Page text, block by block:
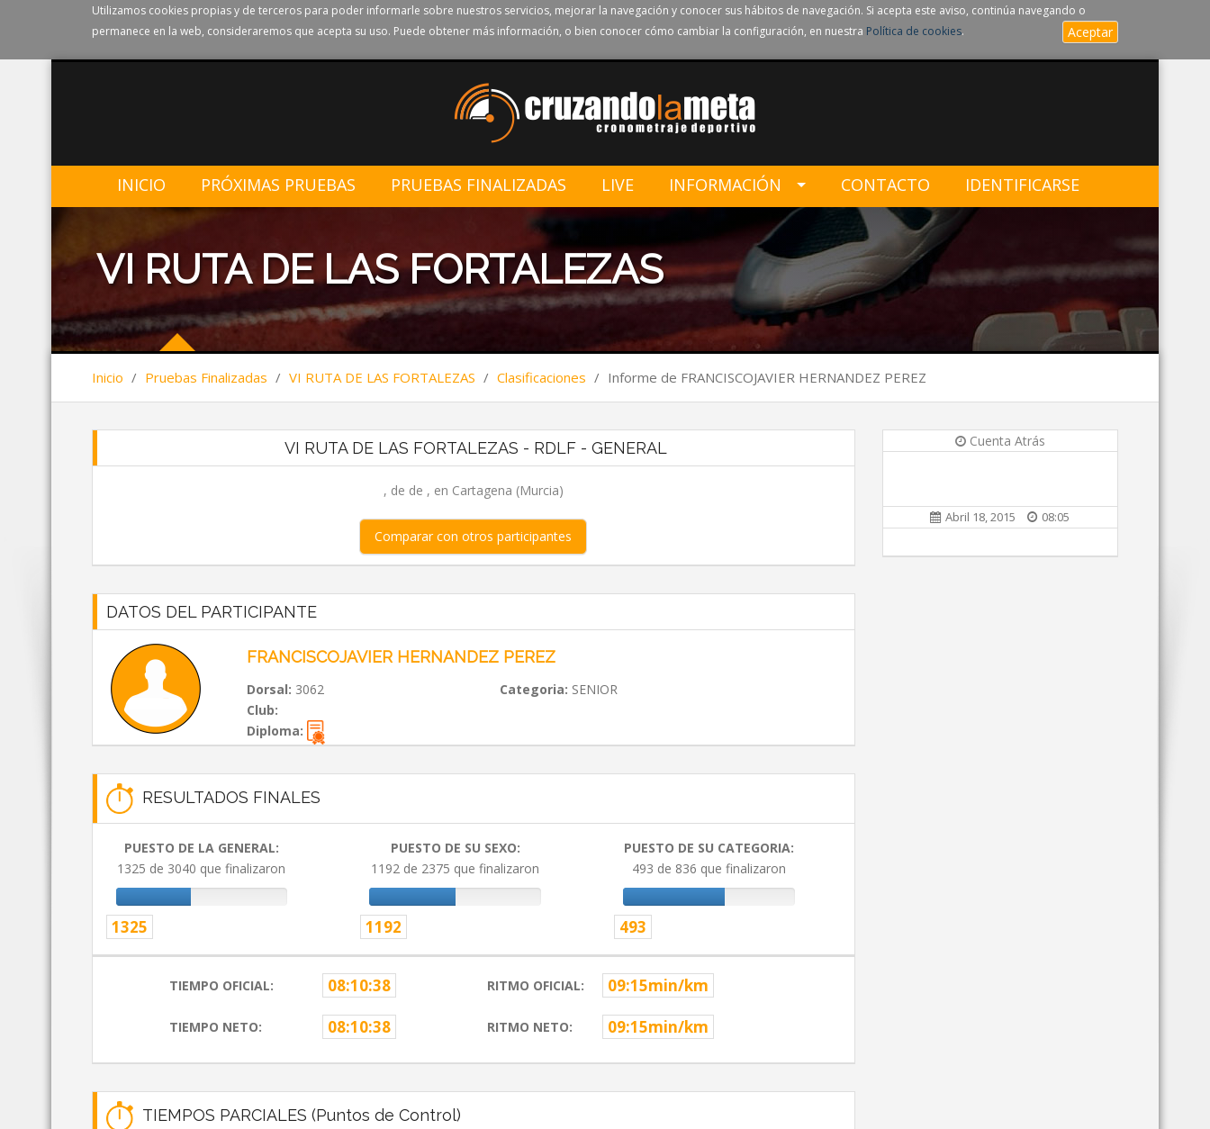
Utilizamos cookies propias y de terceros para poder informarle sobre nuestros servicios, mejorar la navegación y conocer sus hábitos de navegación. Si acepta este aviso, continúa navegando o
permanece en la web, consideraremos que acepta su uso. Puede obtener más información, o bien conocer cómo cambiar la configuración, en nuestra Política de cookies. Aceptar
INICIO PRÓXIMAS PRUEBAS PRUEBAS FINALIZADAS LIVE INFORMACIÓN CONTACTO IDENTIFICARSE
VI RUTA DE LAS FORTALEZAS
Inicio / Pruebas Finalizadas / VI RUTA DE LAS FORTALEZAS / Clasificaciones / Informe de FRANCISCOJAVIER HERNANDEZ PEREZ
VI RUTA DE LAS FORTALEZAS - RDLF - GENERAL
, de de , en Cartagena (Murcia)
Comparar con otros participantes
DATOS DEL PARTICIPANTE
FRANCISCOJAVIER HERNANDEZ PEREZ
Dorsal: 3062 Categoria: SENIOR
Club:
Diploma:
RESULTADOS FINALES
PUESTO DE LA GENERAL:
1325 de 3040 que finalizaron
1325
PUESTO DE SU SEXO:
1192 de 2375 que finalizaron
1192
PUESTO DE SU CATEGORIA:
493 de 836 que finalizaron
493
TIEMPO OFICIAL: 08:10:38 RITMO OFICIAL: 09:15min/km
TIEMPO NETO: 08:10:38 RITMO NETO: 09:15min/km
TIEMPOS PARCIALES (Puntos de Control)
Cuenta Atrás
Abril 18, 2015 08:05